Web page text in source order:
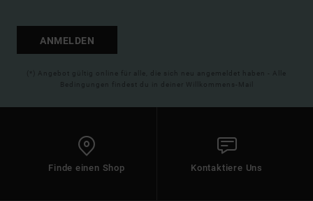
ANMELDEN
(*) Angebot gültig online für alle, die sich neu angemeldet haben - Alle
Bedingungen findest du in deiner Willkommens-Mail
Finde einen Shop Kontaktiere Uns